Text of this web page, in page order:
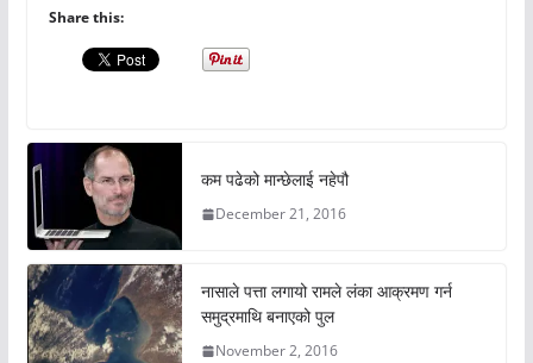
Share this:
कम पढेको मान्छेलाई नहेपौ
December 21, 2016
नासाले पत्ता लगायो रामले लंका आक्रमण गर्न
समुद्रमाथि बनाएको पुल
November 2, 2016